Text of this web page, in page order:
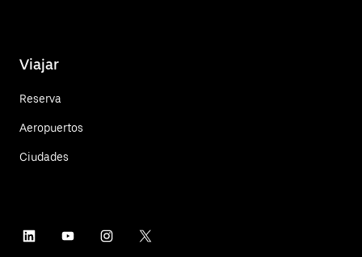
Viajar
Reserva
Aeropuertos
Ciudades